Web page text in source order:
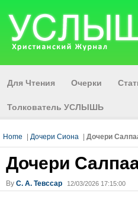
Для Чтения Очерки
Толкователь УСЛЫШЬ
Home Дочери Сиона Дочери
Дочери
By С. А. Тевссар 12/03/2026 17:15:00